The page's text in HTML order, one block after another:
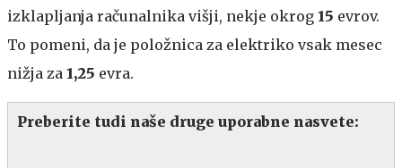
izklapljanja računalnika višji, nekje okrog 15 evrov.
To pomeni, da je položnica za elektriko vsak mesec
nižja za 1,25 evra.
Preberite tudi naše druge uporabne nasvete: